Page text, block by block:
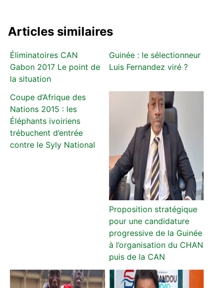
Articles similaires
Éliminatoires CAN
Gabon 2017 Le point de
la situation
Guinée : le sélectionneur
Luis Fernandez viré ?
Coupe d’Afrique des
Nations 2015 : les
Éléphants ivoiriens
trébuchent d’entrée
contre le Syly National
Proposition stratégique
pour une candidature
progressive de la Guinée
à l’organisation du CHAN
puis de la CAN